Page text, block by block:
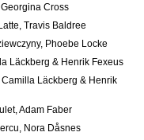
Cross
Travis Baldree
Phoebe Locke
Läckberg & Henrik Fexeus
Läckberg & Henrik
Adam Faber
Nora Dåsnes